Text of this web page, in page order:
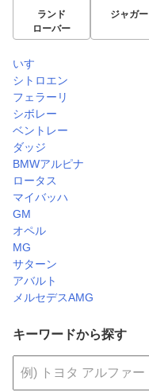
ランド
ローバー
ジャガー
いすゞ
シトロエン
フェラーリ
シボレー
ベントレー
ダッジ
BMWアルピナ
ロータス
マイバッハ
GM
オペル
MG
サターン
アバルト
メルセデスAMG
キーワードから探す